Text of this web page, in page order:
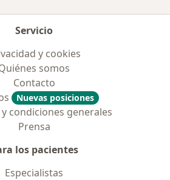
Servicio
y cookies
somos
Contacto
Nuevas posiciones
condiciones generales
Prensa
los pacientes
Especialistas